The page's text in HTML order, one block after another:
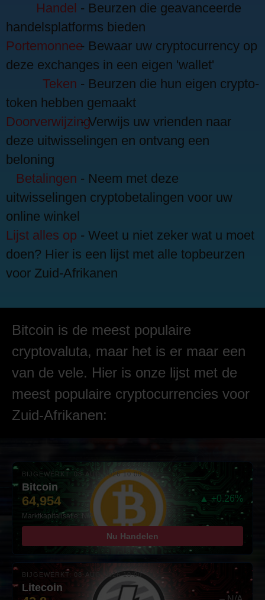
Handel - Beurzen die geavanceerde
handelsplatforms bieden
Portemonnee- Bewaar uw cryptocurrency op
deze exchanges in een eigen 'wallet'
Teken - Beurzen die hun eigen crypto-
token hebben gemaakt
Doorverwijzing- Verwijs uw vrienden naar
deze uitwisselingen en ontvang een
beloning
Betalingen - Neem met deze
uitwisselingen cryptobetalingen voor uw
online winkel
Lijst alles op - Weet u niet zeker wat u moet
doen? Hier is een lijst met alle topbeurzen
voor Zuid-Afrikanen
Bitcoin is de meest populaire
cryptovaluta, maar het is er maar een
van de vele. Hier is onze lijst met de
meest populaire cryptocurrencies voor
Zuid-Afrikanen:
BIJGEWERKT: 08-AUG-2026 10:00
Bitcoin
64,954 ▲ +0.26%
Marktkapitalisatie: N/A
Nu Handelen
BIJGEWERKT: 08-AUG-2026 10:00
Litecoin